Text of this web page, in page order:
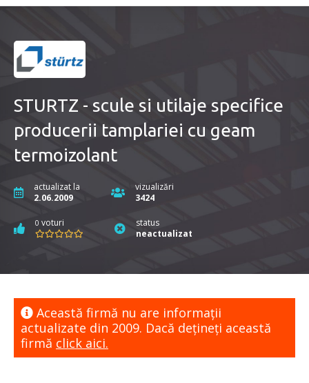
STURTZ - scule si utilaje specifice
producerii tamplariei cu geam
termoizolant
actualizat la
2.06.2009
vizualizări
3424
0 voturi
status
neactualizat
Această firmă nu are informaţii
actualizate din 2009. Dacă dețineți această
firmă click aici.